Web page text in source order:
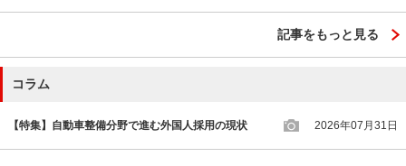
記事をもっと見る
コラム
【特集】自動車整備分野で進む外国人採用の現状 2026年07月31日